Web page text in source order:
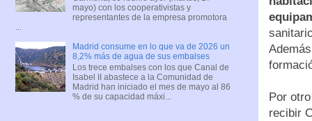
Por
recibir
mayo) con los cooperativistas y
representantes de la empresa promotora
Madrid consume en lo que va de 2026 un
8,2% más de agua de sus embalses
Los trece embalses con los que Canal de
Isabel II abastece a la Comunidad de
Madrid han iniciado el mes de mayo al 86
% de su capacidad máxi...